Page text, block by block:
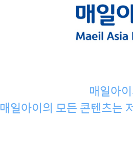
매일아
매일아이의 모든 콘텐츠는